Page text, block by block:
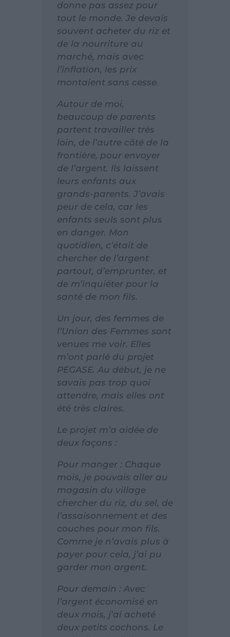
donne pas assez pour
tout le monde. Je devais
souvent acheter du riz et
de la nourriture au
marché, mais avec
l’inflation, les prix
montaient sans cesse.
Autour de moi,
beaucoup de parents
partent travailler très
loin, de l’autre côté de la
frontière, pour envoyer
de l’argent. Ils laissent
leurs enfants aux
grands-parents. J’avais
peur de cela, car les
enfants seuls sont plus
en danger. Mon
quotidien, c’était de
chercher de l’argent
partout, d’emprunter, et
de m’inquiéter pour la
santé de mon fils.
Un jour, des femmes de
l’Union des Femmes sont
venues me voir. Elles
m’ont parlé du projet
PEGASE. Au début, je ne
savais pas trop quoi
attendre, mais elles ont
été très claires.
Le projet m’a aidée de
deux façons :
Pour manger : Chaque
mois, je pouvais aller au
magasin du village
chercher du riz, du sel, de
l’assaisonnement et des
couches pour mon fils.
Comme je n’avais plus à
payer pour cela, j’ai pu
garder mon argent.
Pour demain : Avec
l’argent économisé en
deux mois, j’ai acheté
deux petits cochons. Le